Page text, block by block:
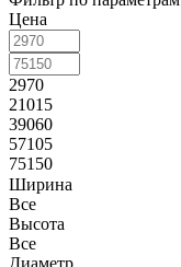
Цена
2970
21015
39060
57105
75150
Ширина
Все
Высота
Все
Диаметр